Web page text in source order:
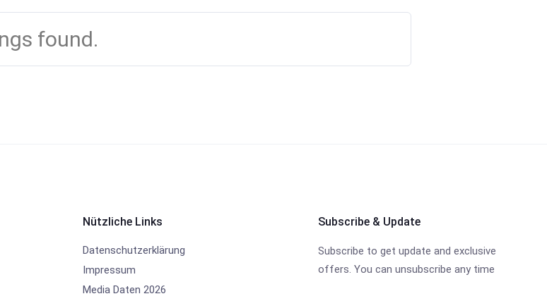
found.
Nützliche Links
Datenschutzerklärung
Impressum
Media Daten 2026
Subscribe & Update
Subscribe to get update and exclusive
offers. You can unsubscribe any time